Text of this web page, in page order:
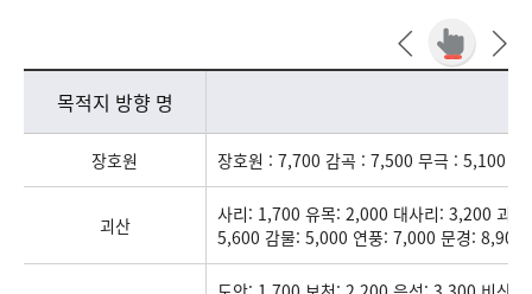
버스요금표
목적지 방향 명
장호원 장호원 : 7,700 감곡 : 7,500 무극 : 5,100
괴산
사리: 1,700 유목: 2,000 대사리: 3,200 괴
5,600 감물: 5,000 연풍: 7,000 문경: